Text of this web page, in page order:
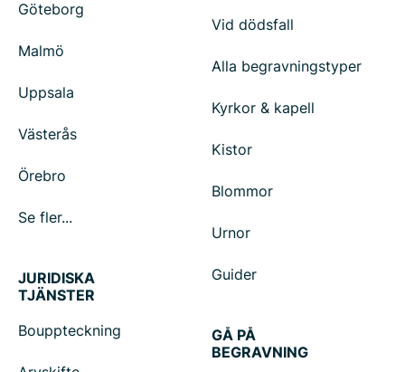
Göteborg
Malmö
Uppsala
Västerås
Örebro
Se fler...
Vid dödsfall
Alla begravningstyper
Kyrkor & kapell
Kistor
Blommor
Urnor
Guider
JURIDISKA
TJÄNSTER
Bouppteckning
GÅ PÅ
BEGRAVNING